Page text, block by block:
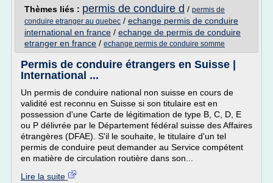
Thèmes liés : permis de conduire d / permis de
conduire etranger au quebec / echange permis de conduire
international en france / echange de permis de conduire
etranger en france / echange permis de conduire somme
Permis de conduire étrangers en Suisse |
International ...
Un permis de conduire national non suisse en cours de
validité est reconnu en Suisse si son titulaire est en
possession d'une Carte de légitimation de type B, C, D, E
ou P délivrée par le Département fédéral suisse des Affaires
étrangères (DFAE). S'il le souhaite, le titulaire d'un tel
permis de conduire peut demander au Service compétent
en matière de circulation routière dans son...
Lire la suite